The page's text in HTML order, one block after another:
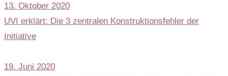
13. Oktober 2020
UVI erklärt: Die 3 zentralen Konstruktionsfehler der
Initiative
19. Juni 2020